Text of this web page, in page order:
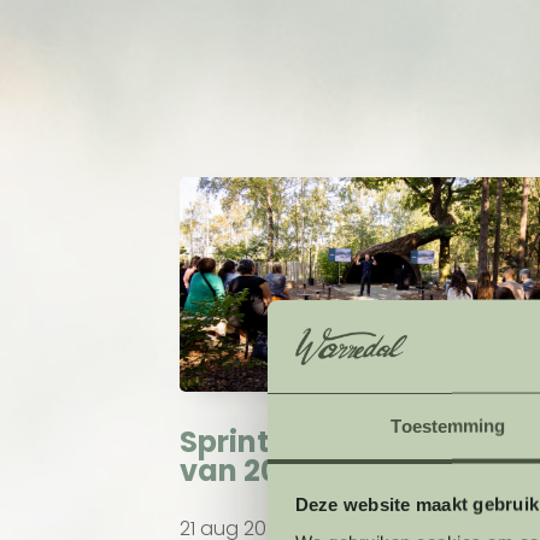
Toestemming
Deze website maakt
Sprint naar je einddoelen
van 2024
21 aug 2024